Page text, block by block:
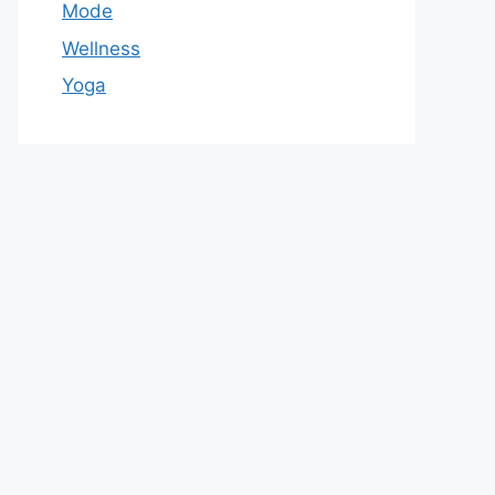
Mode
Wellness
Yoga